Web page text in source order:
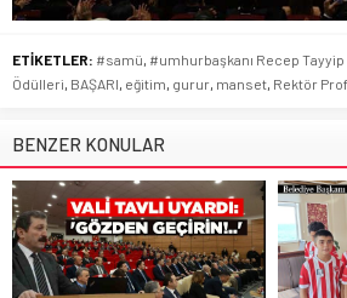
ETİKETLER: #samü, #umhurbaşkanı Recep Tayyip
Ödülleri, BAŞARI, eğitim, gurur, manset, Rektör
BENZER KONULAR